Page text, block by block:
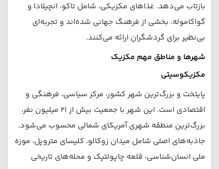
بازتاب می‌دهد. غذاهای مکزیکی، شامل تاکو، انچیلادا و
گواکاموله، بخشی از فرهنگ جهانی شده‌اند و تجربه‌ای
بی‌نظیر برای گردشگران ارائه می‌کنند.
شهرها و مناطق مهم مکزیک
مکزیکوسیتی
پایتخت و بزرگ‌ترین شهر کشور، مرکز سیاسی، فرهنگی و
اقتصادی است. این شهر با جمعیت بیش از ۲۱ میلیون نفر،
بزرگ‌ترین منطقه شهری آمریکای شمالی محسوب می‌شود.
جاذبه‌های اصلی شامل میدان زوکالو، کلیسای متروپل، موزه
ملی انسان‌شناسی، قلعه چاپولتپک و محله‌های تاریخی